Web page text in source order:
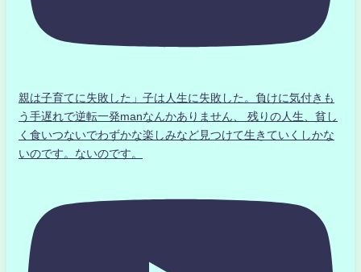
親は子育てに失敗した」子は人生に失敗した。負けに気付きも
う手遅れで逆転一発manなんかありません、 残りの人生、貧し
く食いつないでわずかな楽しみなど見つけて生きていくしかな
いのです。ないのです。